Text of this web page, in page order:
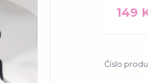
149
Číslo